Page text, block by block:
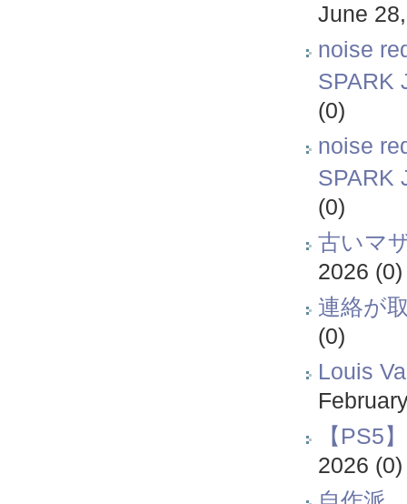
June
noise
SPARK
(0)
noise
SPARK
(0)
古いマ
2026 (0)
連絡が
(0)
Louis
【PS5
2026 (0)